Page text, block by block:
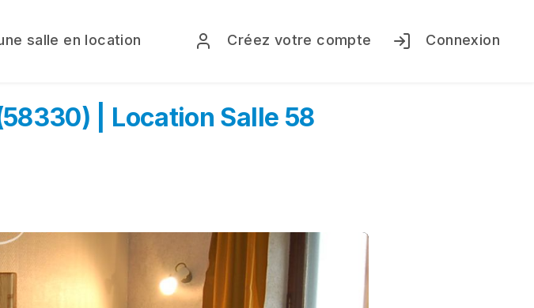
salle en location Créez votre compte Connexion
| Location Salle 58